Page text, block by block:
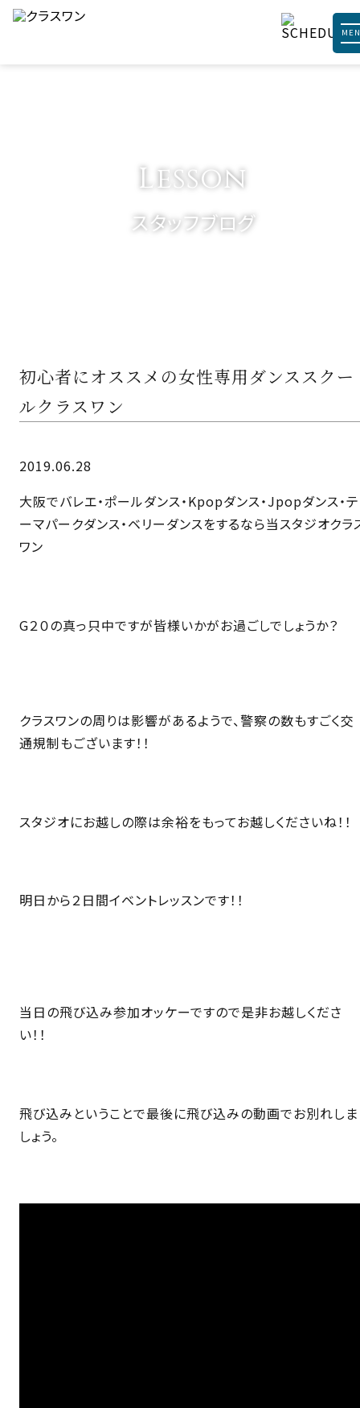
Lesson
スタッフブログ
初心者にオススメの女性専用ダンススクー
ルクラスワン
2019.06.28
大阪でバレエ・ポールダンス・Kpopダンス・Jpopダンス・テ
ーマパークダンス・ベリーダンスをするなら当スタジオクラ
ワン
G２０の真っ只中ですが皆様いかがお過ごしでしょうか？
クラスワンの周りは影響があるようで、警察の数もすごく交
通規制もございます！！
スタジオにお越しの際は余裕をもってお越しくださいね！！
明日から２日間イベントレッスンです！！
当日の飛び込み参加オッケーですので是非お越しくださ
い！！
飛び込みということで最後に飛び込みの動画でお別れしま
しょう。